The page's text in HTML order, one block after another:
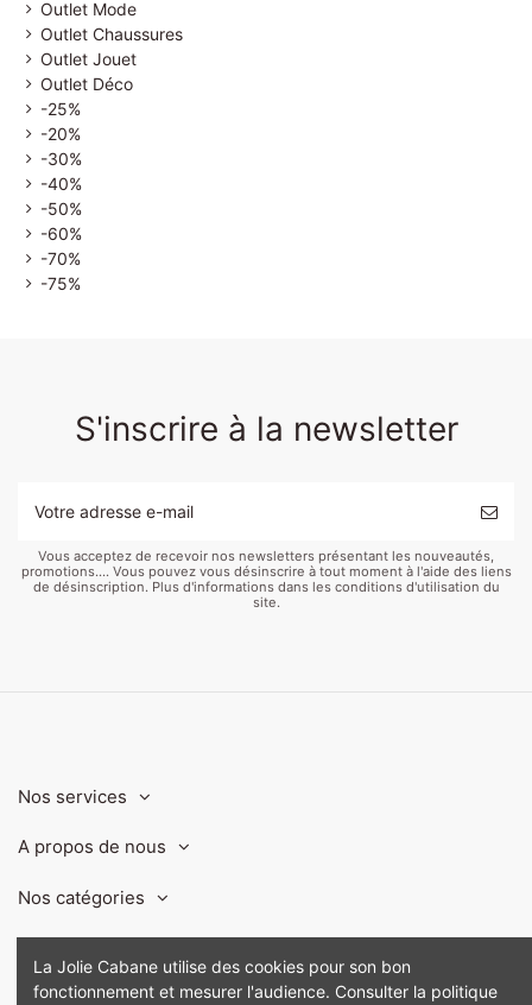
Outlet Mode
Outlet Chaussures
Outlet Jouet
Outlet Déco
-25%
-20%
-30%
-40%
-50%
-60%
-70%
-75%
S'inscrire à la newsletter
Vous acceptez de recevoir nos newsletters présentant les nouveautés,
promotions.... Vous pouvez vous désinscrire à tout moment à l'aide des liens
de désinscription. Plus d'informations dans les conditions d'utilisation du
site.
Nos services
A propos de nous
Nos catégories
La Jolie Cabane utilise des cookies pour son bon
fonctionnement et mesurer l'audience. Consulter la politique